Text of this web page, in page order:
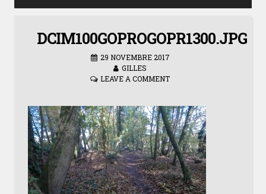
DCIM100GOPROGOPR1300.JPG
29 NOVEMBRE 2017
GILLES
LEAVE A COMMENT